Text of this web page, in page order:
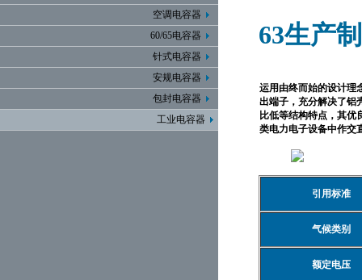
63生产
运用由终而始的设计理
出端子，充分解决了铝
比低等结构特点，其优
类电力电子设备中作交
引用标准
气候类别
额定电压
空调电容器
60/65电容器
针式电容器
安规电容器
包封电容器
工业电容器